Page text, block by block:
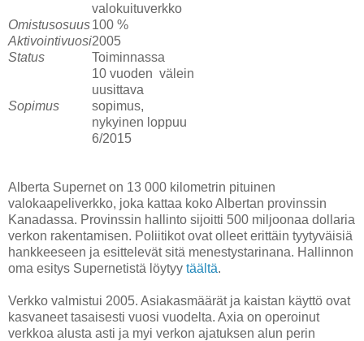
valokuituverkko
Omistusosuus100 %
Aktivointivuosi2005
Status Toiminnassa
Sopimus
10 vuoden välein
uusittava
sopimus,
nykyinen loppuu
6/2015
Alberta Supernet on 13 000 kilometrin pituinen
valokaapeliverkko, joka kattaa koko Albertan provinssin
Kanadassa. Provinssin hallinto sijoitti 500 miljoonaa dollaria
verkon rakentamisen. Poliitikot ovat olleet erittäin tyytyväisiä
hankkeeseen ja esittelevät sitä menestystarinana. Hallinnon
oma esitys Supernetistä löytyy täältä.
Verkko valmistui 2005. Asiakasmäärät ja kaistan käyttö ovat
kasvaneet tasaisesti vuosi vuodelta. Axia on operoinut
verkkoa alusta asti ja myi verkon ajatuksen alun perin